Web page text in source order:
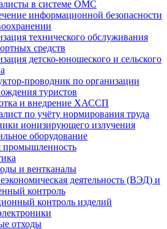
в системе ОМС
информационной безопасности
технического обслуживания
средств
детско-юношеского и сельского
проводник по организации
туристов
и внедрение ХАССП
по учёту нормирования труда
ионизирующего излучения
оборудование
промышленность
и вентканалы
деятельность (ВЭД) и
контроль
контроль изделий
отходы